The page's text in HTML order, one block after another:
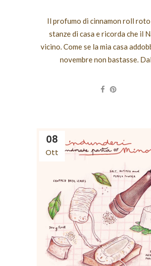
Il profumo di cinnamon roll
stanze di casa e ricorda che il
vicino. Come se la mia casa
novembre non bastasse.
08
Ott